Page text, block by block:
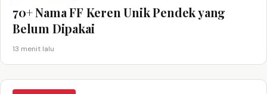
70+ Nama FF Keren Unik Pendek yang
Belum Dipakai
13 menit lalu